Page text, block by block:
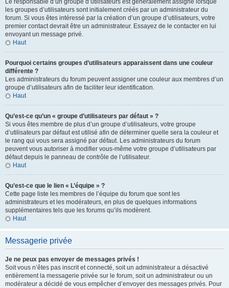
Le responsable d’un groupe d’utilisateurs est généralement assigné lorsque
les groupes d’utilisateurs sont initialement créés par un administrateur du
forum. Si vous êtes intéressé par la création d’un groupe d’utilisateurs, votre
premier contact devrait être un administrateur. Essayez de le contacter en lui
envoyant un message privé.
Haut
Pourquoi certains groupes d’utilisateurs apparaissent dans une couleur
différente ?
Les administrateurs du forum peuvent assigner une couleur aux membres d’un
groupe d’utilisateurs afin de faciliter leur identification.
Haut
Qu’est-ce qu’un « groupe d’utilisateurs par défaut » ?
Si vous êtes membre de plus d’un groupe d’utilisateurs, votre groupe
d’utilisateurs par défaut est utilisé afin de déterminer quelle sera la couleur et
le rang qui vous sera assigné par défaut. Les administrateurs du forum
peuvent vous autoriser à modifier vous-même votre groupe d’utilisateurs par
défaut depuis le panneau de contrôle de l’utilisateur.
Haut
Qu’est-ce que le lien « L’équipe » ?
Cette page liste les membres de l’équipe du forum que sont les
administrateurs et les modérateurs, en plus de quelques informations
supplémentaires tels que les forums qu’ils modèrent.
Haut
Messagerie privée
Je ne peux pas envoyer de messages privés !
Soit vous n’êtes pas inscrit et connecté, soit un administrateur a désactivé
entièrement la messagerie privée sur le forum, soit un administrateur ou un
modérateur a décidé de vous empêcher d’envoyer des messages privés. Pour